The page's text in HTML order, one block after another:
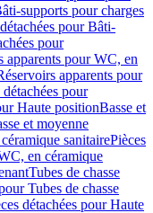
supports pour charges
pour Bâti-
pour
apparents pour WC, en
apparents pour
détachées pour
Haute positionBasse et
et moyenne
sanitairePièces
en céramique
Tubes de chasse
Tubes de chasse
détachées pour Haute